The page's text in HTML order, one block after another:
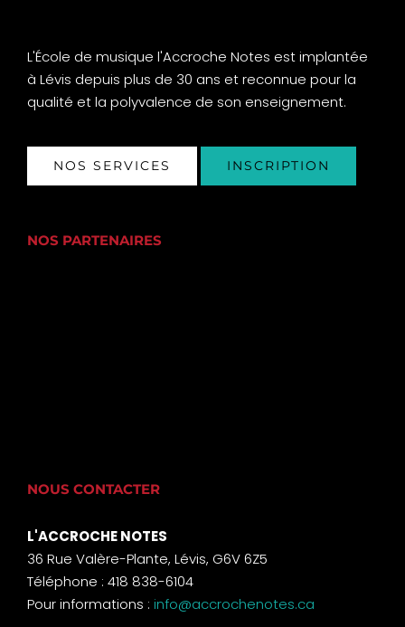
L'École de musique l'Accroche Notes est implantée
à Lévis depuis plus de 30 ans et reconnue pour la
qualité et la polyvalence de son enseignement.
NOS SERVICES INSCRIPTION
NOS PARTENAIRES
NOUS CONTACTER
L'ACCROCHE NOTES
36 Rue Valère-Plante, Lévis, G6V 6Z5
Téléphone : 418 838-6104
Pour informations : info@accrochenotes.ca